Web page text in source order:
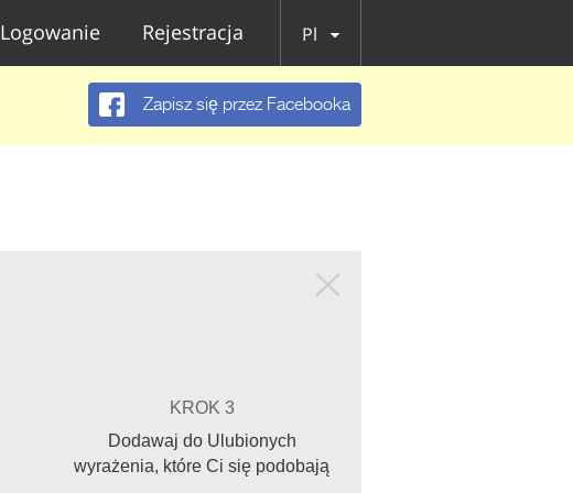
Logowanie Rejestracja Pl
Zapisz się przez Facebooka
KROK 3
Dodawaj do Ulubionych
wyrażenia, które Ci się podobają